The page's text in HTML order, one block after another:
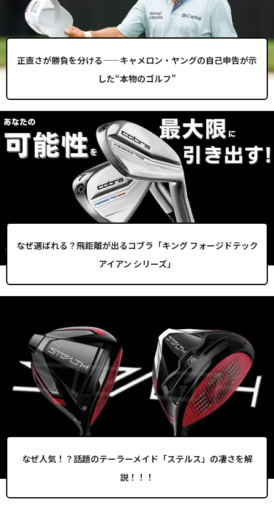
正直さが勝負を分ける——キャメロン・ヤングの自己申告が示
した“本物のゴルフ”
なぜ選ばれる？飛距離が出るコブラ「キング フォージドテック
アイアン シリーズ」
なぜ人気！？話題のテーラーメイド「ステルス」の凄さを解
説！！！